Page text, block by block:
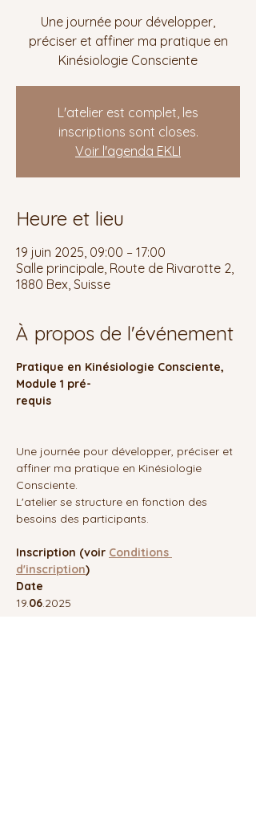
Une journée pour développer,
préciser et affiner ma pratique en
Kinésiologie Consciente
L'atelier est complet, les
inscriptions sont closes.
Voir l'agenda EKLI
Heure et lieu
19 juin 2025, 09:00 – 17:00
Salle principale, Route de Rivarotte 2,
1880 Bex, Suisse
À propos de l'événement
Pratique en Kinésiologie Consciente,
Module 1 pré-
requis
Une journée pour développer, préciser et
affiner ma pratique en Kinésiologie
Consciente.
L'atelier se structure en fonction des
besoins des participants.
Inscription (voir Conditions
d'inscription)
Date
19.06.2025